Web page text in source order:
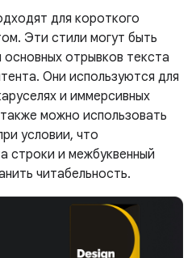
для короткого
Эти стили могут быть
отрывков текста
Они используются для
и иммерсивных
можно использовать
условии, что
строки и межбуквенный
читабельность.